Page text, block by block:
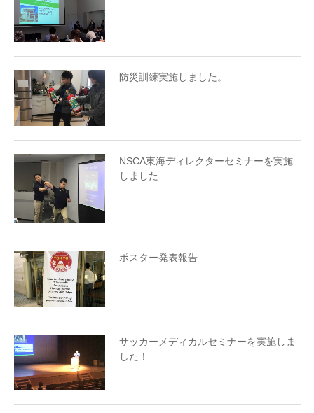
防災訓練実施しました。
NSCA東海ディレクターセミナーを実施
しました
ポスター発表報告
サッカーメディカルセミナーを実施しま
した！